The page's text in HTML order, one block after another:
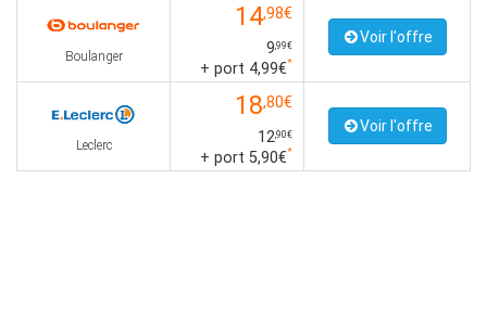
Boulanger
14,98€
9,99€
+ port 4,99€*
Voir l'offre
Leclerc
18,80€
12,90€
+ port 5,90€*
Voir l'offre